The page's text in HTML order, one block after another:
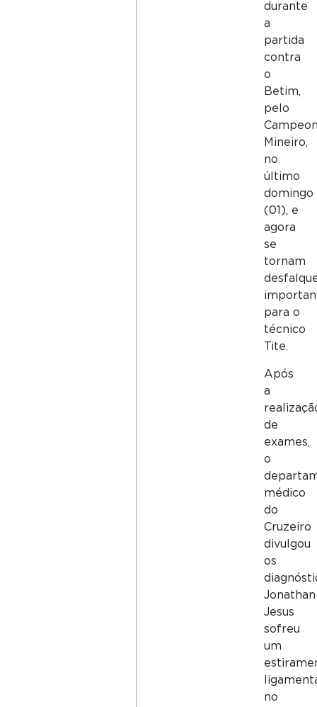
durante
a
partida
contra
o
Betim,
pelo
Mineiro,
no
último
domingo
(01), e
agora
se
tornam
para o
técnico
Tite.
Após
a
de
exames,
o
médico
do
Cruzeiro
divulgou
os
Jonathan
Jesus
sofreu
um
no